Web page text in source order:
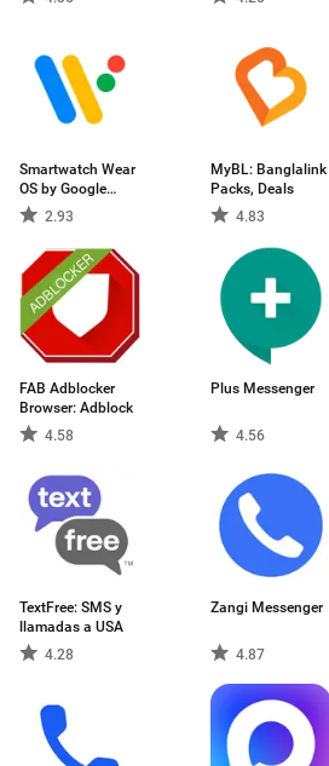
Smartwatch Wear
OS by Google
(antes Android
Wear)
2.93
MyBL: Banglalink
Packs, Deals
4.83
FAB Adblocker
Browser: Adblock
4.58
Plus Messenger
4.56
TextFree: SMS y
llamadas a USA
4.28
Zangi Messenger
4.87